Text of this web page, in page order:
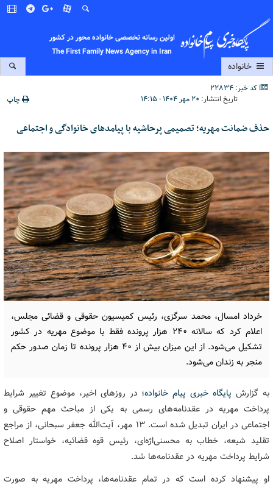
اولین رسانه تخصصی خانواده محور در کشور
The First Family News Agency in Iran
خانواده
کد خبر: 22834
تاریخ انتشار: ۲۰ مهر ۱۴۰۴ - ۱۴:۱۵ چاپ
حذف ضمانت مهریه؛ تصمیمی پرحاشیه با پیامدهای خانوادگی و اجتماعی
خرداد امسال، محمد سرگزی، رئیس کمیسیون حقوقی و قضائی مجلس،
اعلام کرد که سالانه ۲۴۰ هزار پرونده فقط با موضوع مهریه در کشور
تشکیل می‌شود. از این میزان بیش از ۴۰ هزار پرونده تا زمان صدور حکم
منجر به زندان می‌شود.
به گزارش پایگاه خبری پیام خانواده؛ در روزهای اخیر، موضوع تغییر شرایط
پرداخت مهریه در عقدنامه‌های رسمی به یکی از مباحث مهم حقوقی و
اجتماعی در ایران تبدیل شده است. 13 مهر، آیت‌الله جعفر سبحانی، از مراجع
تقلید شیعه، خطاب به محسنی‌اژه‌ای، رئیس قوه قضائیه، خواستار اصلاح
شرایط پرداخت مهریه در عقدنامه‌ها شد.
او پیشنهاد کرده است که در تمام عقدنامه‌ها، پرداخت مهریه به‌ صورت